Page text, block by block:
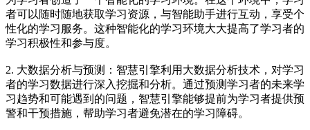
者可以随时随地获取学习资源，与智能助手进行互动，享受个
性化的学习服务。这种智能化的学习环境大大提高了学习者的
学习积极性和参与度。
2. 大数据分析与预测：智慧引擎利用大数据分析技术，对学习
者的学习数据进行深入挖掘和分析。通过预测学习者的未来学
习趋势和可能遇到的问题，智慧引擎能够提前为学习者提供预
警和干预措施，帮助学习者避免潜在的学习障碍。